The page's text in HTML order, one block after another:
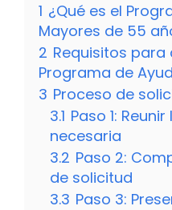
1 ¿Qué es el
Mayores de 55
2 Requisitos para
Programa de
3 Proceso de
3.1 Paso 1:
necesaria
3.2 Paso 2:
de solicitud
3.3 Paso 3: